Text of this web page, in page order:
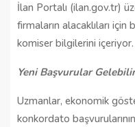
İlan Portalı (ilan.gov.tr)
firmaların alacaklıları
komiser bilgilerini içeriyor.
Yeni Başvurular Gelebilir
Uzmanlar, ekonomik
konkordato